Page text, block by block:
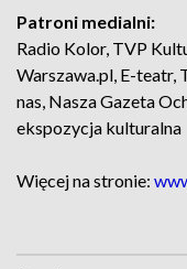
Patroni medialni:
Radio Kolor, TVP
Warszawa.pl, E-teatr,
nas, Nasza Gazeta
ekspozycja kulturalna
Więcej na stronie: